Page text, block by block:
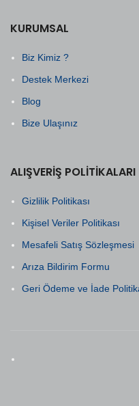
KURUMSAL
Biz Kimiz ?
Destek Merkezi
Blog
Bize Ulaşınız
ALIŞVERIŞ POLITIKALARI
Gizlilik Politikası
Kişisel Veriler Politikası
Mesafeli Satış Sözleşmesi
Arıza Bildirim Formu
Geri Ödeme ve İade